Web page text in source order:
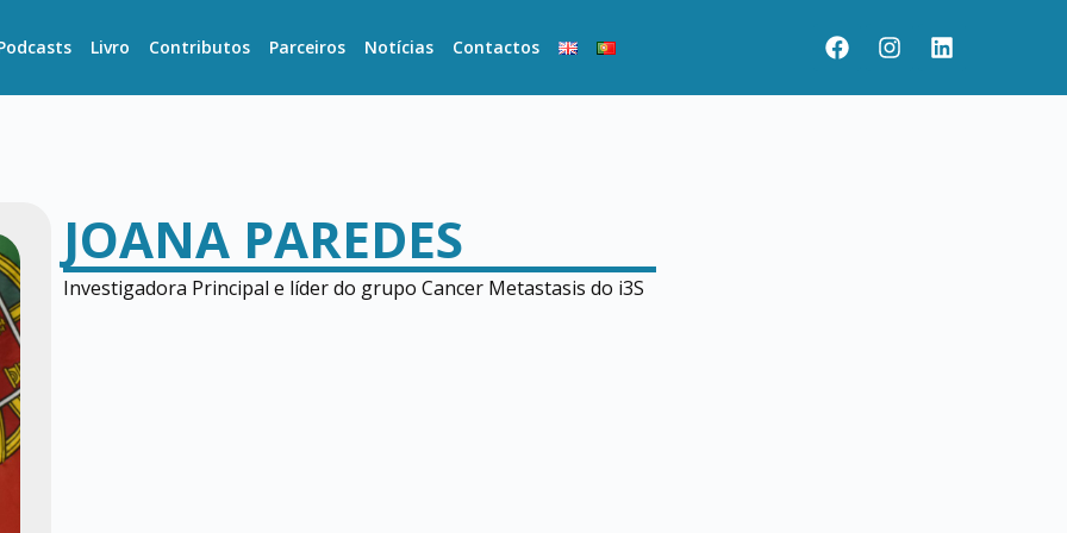
Livro Contributos Parceiros Notícias Contactos
JOANA PAREDES
Investigadora Principal e líder do grupo Cancer Metastasis do i3S